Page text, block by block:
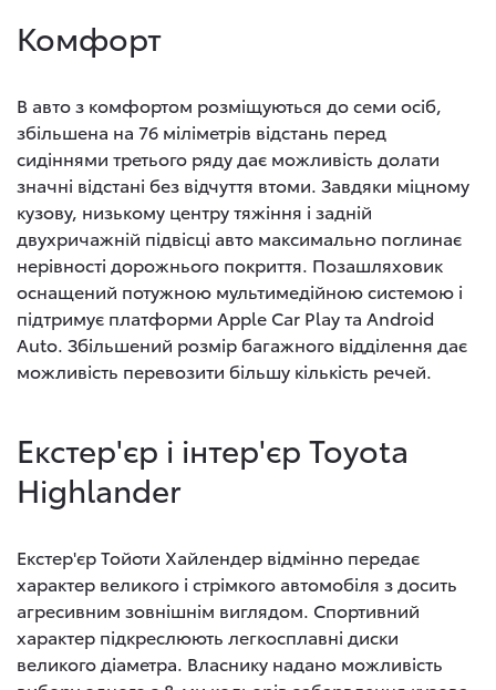
Комфорт
В авто з комфортом розміщуються до семи осіб,
збільшена на 76 міліметрів відстань перед
сидіннями третього ряду дає можливість долати
значні відстані без відчуття втоми. Завдяки міцному
кузову, низькому центру тяжіння і задній
двухричажній підвісці авто максимально поглинає
нерівності дорожнього покриття. Позашляховик
оснащений потужною мультимедійною системою і
підтримує платформи Apple Car Play та Android
Auto. Збільшений розмір багажного відділення дає
можливість перевозити більшу кількість речей.
Екстер'єр і інтер'єр Toyota
Highlander
Екстер'єр Тойоти Хайлендер відмінно передає
характер великого і стрімкого автомобіля з досить
агресивним зовнішнім виглядом. Спортивний
характер підкреслюють легкосплавні диски
великого діаметра. Власнику надано можливість